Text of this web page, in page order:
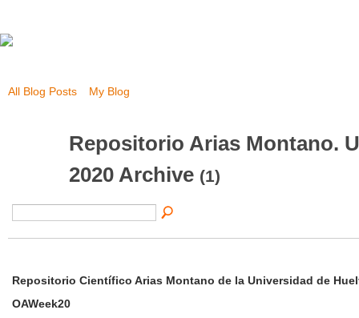
All Blog Posts My Blog
Repositorio Arias Montano.
2020 Archive (1)
Repositorio Científico Arias Montano de la Universidad de
OAWeek20